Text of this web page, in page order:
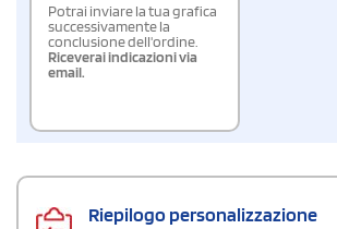
Potrai inviare la tua grafica
successivamente la
conclusione dell'ordine.
Riceverai indicazioni via
email.
Riepilogo personalizzazione